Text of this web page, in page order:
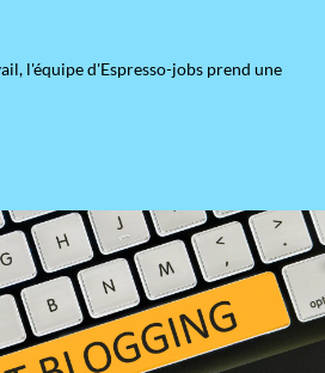
l'équipe d'Espresso-jobs prend une